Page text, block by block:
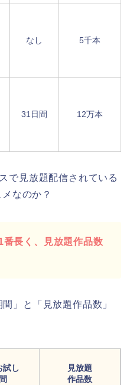
なし 5千本
31日間 12万本
で見放題配信されている
なのか？
長く、見放題作品数
」と「見放題作品数」
試し
見放題
作品数